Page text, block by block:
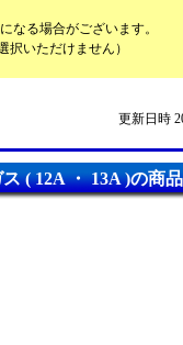
る場合がございます。
いただけません）
更新日時
( 12A ・ 13A )の商